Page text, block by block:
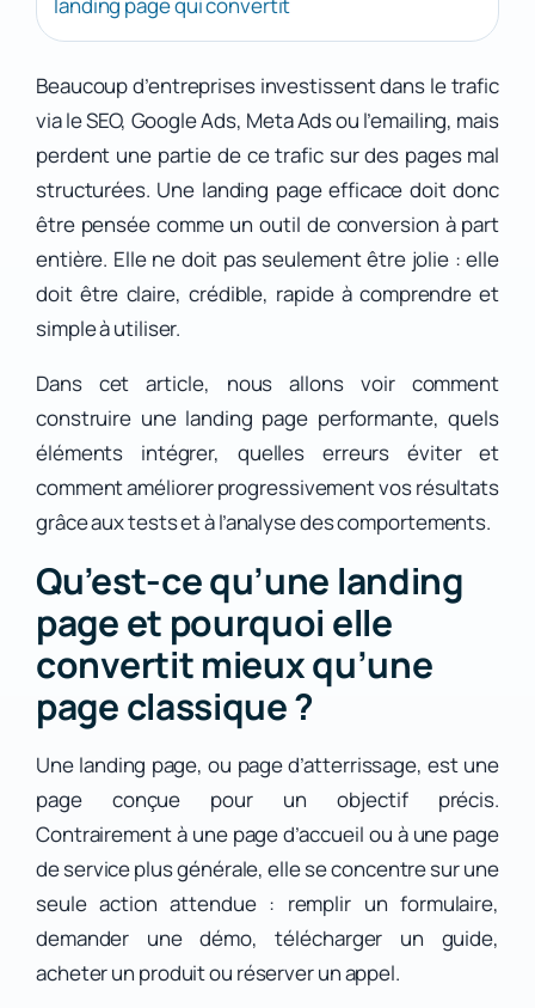
landing page qui convertit
Beaucoup d’entreprises investissent dans le trafic
via le SEO, Google Ads, Meta Ads ou l’emailing, mais
perdent une partie de ce trafic sur des pages mal
structurées. Une landing page efficace doit donc
être pensée comme un outil de conversion à part
entière. Elle ne doit pas seulement être jolie : elle
doit être claire, crédible, rapide à comprendre et
simple à utiliser.
Dans cet article, nous allons voir comment
construire une landing page performante, quels
éléments intégrer, quelles erreurs éviter et
comment améliorer progressivement vos résultats
grâce aux tests et à l’analyse des comportements.
Qu’est-ce qu’une landing
page et pourquoi elle
convertit mieux qu’une
page classique ?
Une landing page, ou page d’atterrissage, est une
page conçue pour un objectif précis.
Contrairement à une page d’accueil ou à une page
de service plus générale, elle se concentre sur une
seule action attendue : remplir un formulaire,
demander une démo, télécharger un guide,
acheter un produit ou réserver un appel.